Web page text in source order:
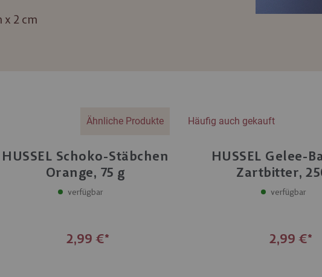
x 2 cm
Ähnliche Produkte Häufig auch gekauft
HUSSEL Schoko-Stäbchen
Orange, 75 g
verfügbar
2,99 €
HUSSEL Gelee-
Zartbitter,
verfügbar
2,99 €